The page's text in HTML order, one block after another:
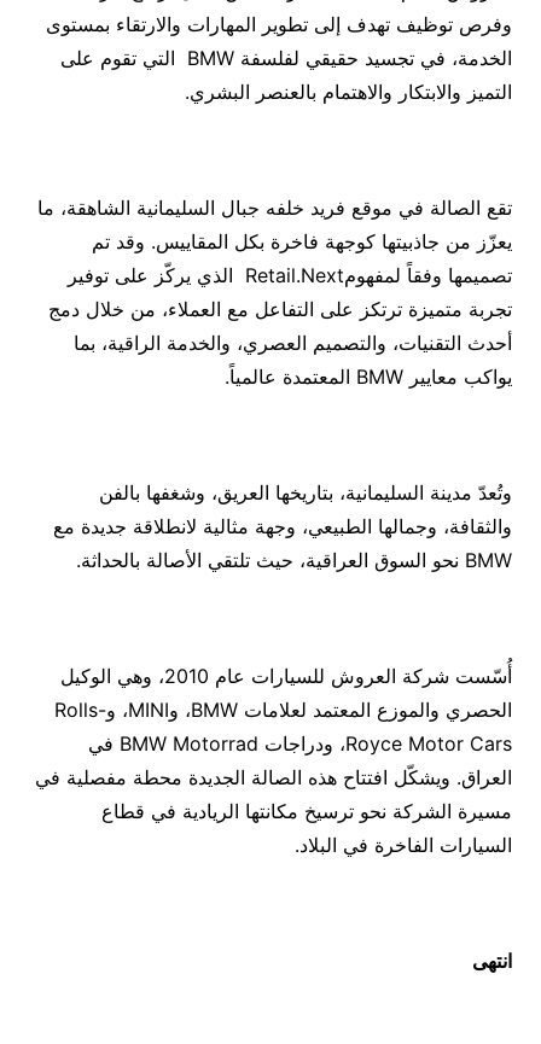
وفرص توظيف تهدف إلى تطوير المهارات والارتقاء بمستوى
الخدمة، في تجسيد حقيقي لفلسفة BMW التي تقوم على
التميز والابتكار والاهتمام بالعنصر البشري.
تقع الصالة في موقع فريد خلفه جبال السليمانية الشاهقة، ما
يعزّز من جاذبيتها كوجهة فاخرة بكل المقاييس. وقد تم
تصميمها وفقاً لمفهومRetail.Next الذي يركّز على توفير
تجربة متميزة ترتكز على التفاعل مع العملاء، من خلال دمج
أحدث التقنيات، والتصميم العصري، والخدمة الراقية، بما
يواكب معايير BMW المعتمدة عالمياً.
وتُعدّ مدينة السليمانية، بتاريخها العريق، وشغفها بالفن
والثقافة، وجمالها الطبيعي، وجهة مثالية لانطلاقة جديدة مع
BMW نحو السوق العراقية، حيث تلتقي الأصالة بالحداثة.
أُسّست شركة العروش للسيارات عام 2010، وهي الوكيل
الحصري والموزع المعتمد لعلامات BMW، وMINI، وRolls-
Royce Motor Cars، ودراجات BMW Motorrad في
العراق. ويشكّل افتتاح هذه الصالة الجديدة محطة مفصلية في
مسيرة الشركة نحو ترسيخ مكانتها الريادية في قطاع
السيارات الفاخرة في البلاد.
انتهى